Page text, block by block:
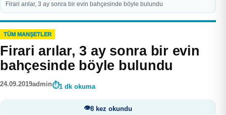
Firari arılar, 3 ay sonra bir evin bahçesinde böyle bulundu
TÜM MANŞETLER
Firari arılar, 3 ay sonra bir evin
bahçesinde böyle bulundu
24.09.2019admin 1 dk okuma
8 kez okundu